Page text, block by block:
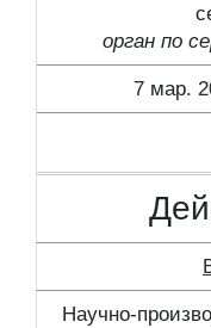
орган по
7 мар.
Научно-